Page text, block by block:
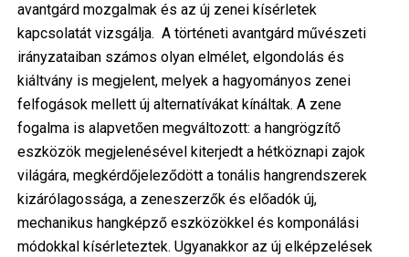
avantgárd mozgalmak és az új zenei kísérletek
kapcsolatát vizsgálja. A történeti avantgárd művészeti
irányzataiban számos olyan elmélet, elgondolás és
kiáltvány is megjelent, melyek a hagyományos zenei
felfogások mellett új alternatívákat kínáltak. A zene
fogalma is alapvetően megváltozott: a hangrögzítő
eszközök megjelenésével kiterjedt a hétköznapi zajok
világára, megkérdőjeleződött a tonális hangrendszerek
kizárólagossága, a zeneszerzők és előadók új,
mechanikus hangképző eszközökkel és komponálási
módokkal kísérleteztek. Ugyanakkor az új elképzelések